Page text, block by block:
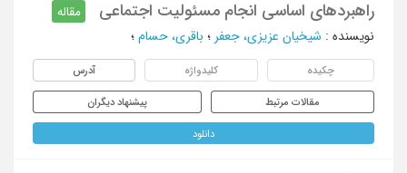
راهبردهای اساسی انجام مسئولیت اجتماعی
مقاله
نویسنده : شیخیان عزیزی، جعفر ؛ باقری، حسام ؛
چکیده کلیدواژه آدرس
مقالات مرتبط پیشنهاد دیگران
دانلود